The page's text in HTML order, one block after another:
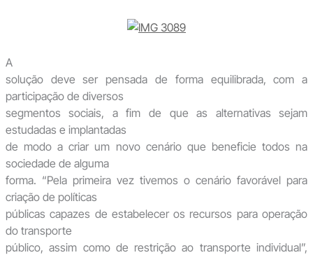
A
solução deve ser pensada de forma equilibrada, com a
participação de diversos
segmentos sociais, a fim de que as alternativas sejam
estudadas e implantadas
de modo a criar um novo cenário que beneficie todos na
sociedade de alguma
forma. “Pela primeira vez tivemos o cenário favorável para
criação de políticas
públicas capazes de estabelecer os recursos para operação
do transporte
público, assim como de restrição ao transporte individual”,